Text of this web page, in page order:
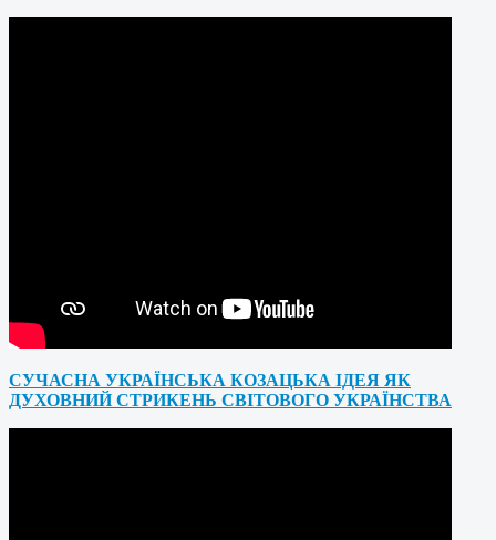
СУЧАСНА УКРАЇНСЬКА КОЗАЦЬКА ІДЕЯ ЯК
ДУХОВНИЙ СТРИКЕНЬ СВІТОВОГО УКРАЇНСТВА